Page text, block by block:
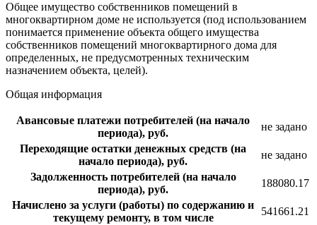
Общее имущество собственников помещений в
многоквартирном доме не используется (под использованием
понимается применение объекта общего имущества
собственников помещений многоквартирного дома для
определенных, не предусмотренных техническим
назначением объекта, целей).
Общая информация
Авансовые платежи потребителей (на начало
периода), руб.
не задано
Переходящие остатки денежных средств (на
начало периода), руб.
не задано
Задолженность потребителей (на начало
периода), руб.
188080.17
Начислено за услуги (работы) по содержанию и
текущему ремонту, в том числе
541661.21